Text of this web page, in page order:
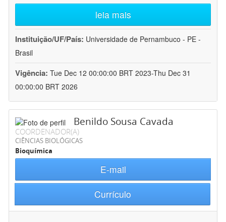
leia mais
Instituição/UF/País: Universidade de Pernambuco - PE -
Brasil
Vigência: Tue Dec 12 00:00:00 BRT 2023-Thu Dec 31
00:00:00 BRT 2026
Benildo Sousa Cavada
COORDENADOR(A)
CIÊNCIAS BIOLÓGICAS
Bioquímica
E-mail
Currículo